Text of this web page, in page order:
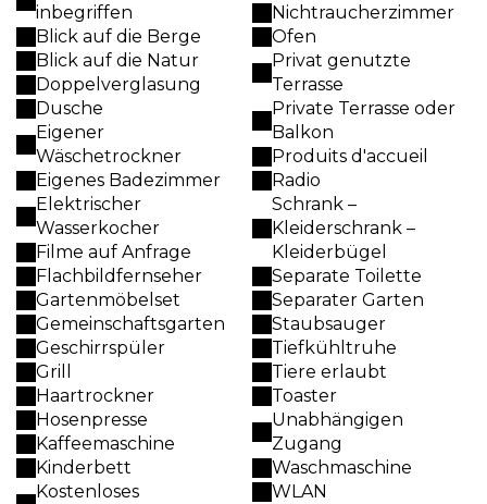
inbegriffen
Blick auf die Berge
Blick auf die Natur
Doppelverglasung
Dusche
Eigener
Wäschetrockner
Eigenes Badezimmer
Elektrischer
Wasserkocher
Filme auf Anfrage
Flachbildfernseher
Gartenmöbelset
Gemeinschaftsgarten
Geschirrspüler
Grill
Haartrockner
Hosenpresse
Kaffeemaschine
Kinderbett
Kostenloses
Nichtraucherzimmer
Ofen
Privat genutzte
Terrasse
Private Terrasse oder
Balkon
Produits d'accueil
Radio
Schrank –
Kleiderschrank –
Kleiderbügel
Separate Toilette
Separater Garten
Staubsauger
Tiefkühltruhe
Tiere erlaubt
Toaster
Unabhängigen
Zugang
Waschmaschine
WLAN